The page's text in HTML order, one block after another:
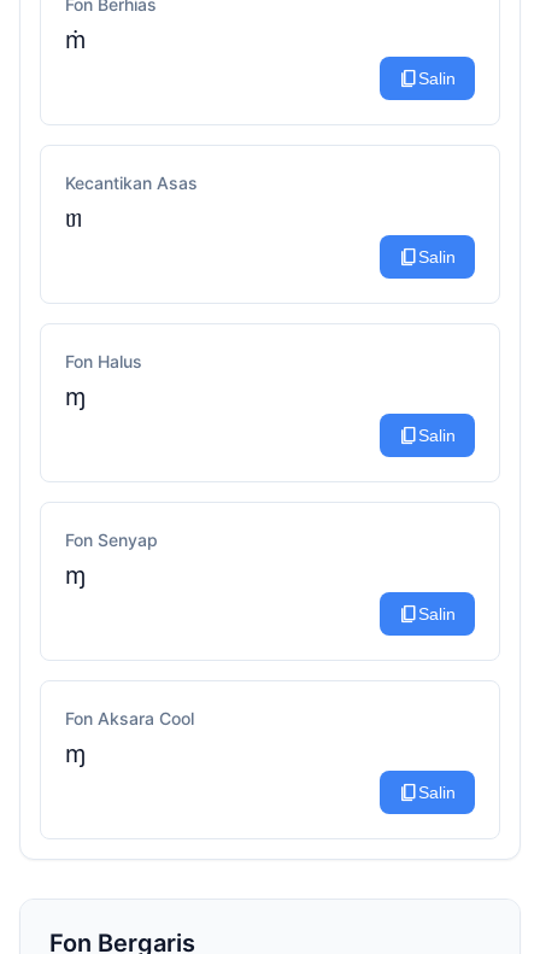
Fon Berhias
ṁ
content_copySalin
Kecantikan Asas
ᥖ
content_copySalin
Fon Halus
ɱ
content_copySalin
Fon Senyap
ɱ
content_copySalin
Fon Aksara Cool
ɱ
content_copySalin
Fon Bergaris